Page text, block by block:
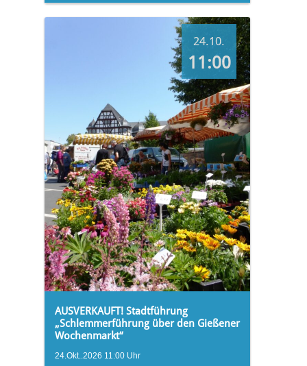
24.10.
11:00
AUSVERKAUFT! Stadtführung
„Schlemmerführung über den Gießener
Wochenmarkt“
24.Okt..2026 11:00 Uhr